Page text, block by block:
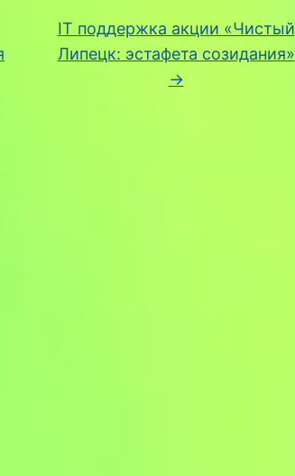
IT поддержка акции «Чистый
Липецк: эстафета созидания»
→